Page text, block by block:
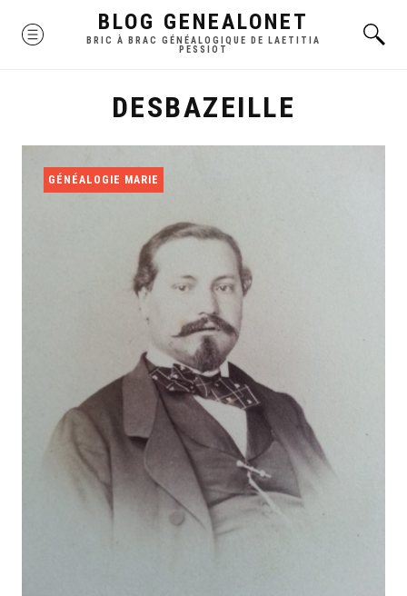
MENU BLOG GENEALONET
BRIC À BRAC GÉNÉALOGIQUE DE LAETITIA
PESSIOT
DESBAZEILLE
GÉNÉALOGIE MARIE